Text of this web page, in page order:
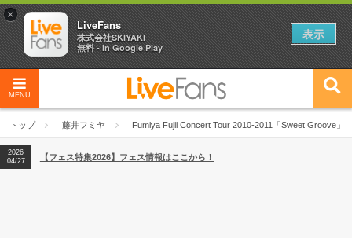
MENU
トップ 藤井フミヤ Fumiya Fujii Concert Tour 2010-2011「Sweet Groove」
2026
04/27
2026
【ライブ動員ランキング】2026年上半期編発表！
2026
04/27
【フェス特集2026】フェス情報はここから！
×
LiveFans
株式会社SKIYAKI
無料 - In Google Play
表示